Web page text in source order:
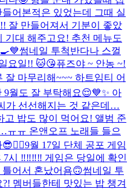
어본적은 있었는데 그때 실
잘 만들어져서 기분이 좋았
기대 해주고요! 추천 메뉴도
썸네일 투척반다나 스껄
요일!! 🐱😘퓨즈야 ~ 안농 ~!
잘 마무리해~~~ 하트임티 어
9월도 잘 부탁해요😌💙✨ 아
가 선선해지는 것 같은데…
고 밥도 많이 먹어요! 앨범 준
ㅠㅠ 온앤오프 노래들 들으
9월 17일 단체 공포 게임
시 ‼️‼️‼️‼️ 게임은 당일에 확인
틀어서 혼났어욤🙃썸네일 투
멤버들한테 맛있는 밥 챙겨